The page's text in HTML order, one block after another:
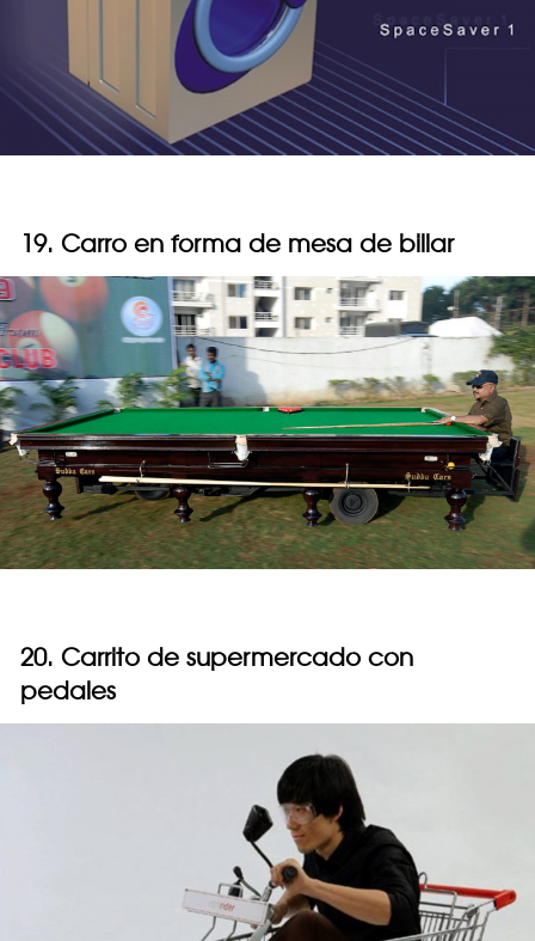
19. Carro en forma de mesa de billar
20. Carrito de supermercado con
pedales